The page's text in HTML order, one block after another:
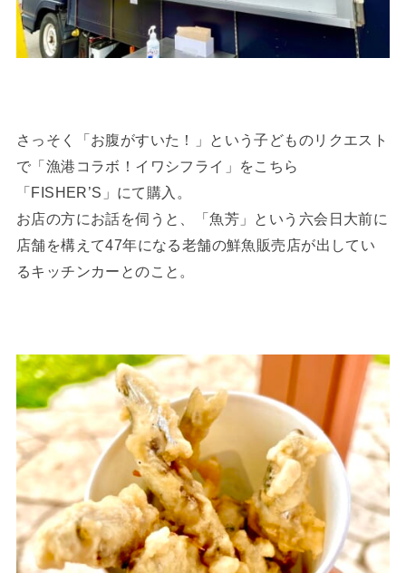
さっそく「お腹がすいた！」という子どものリクエスト
で「漁港コラボ！イワシフライ」をこちら
「FISHER’S」にて購入。
お店の方にお話を伺うと、「魚芳」という六会日大前に
店舗を構えて47年になる老舗の鮮魚販売店が出してい
るキッチンカーとのこと。